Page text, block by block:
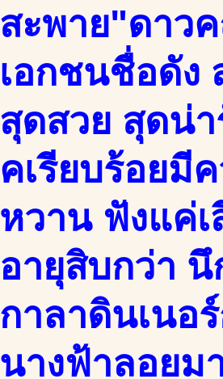
สะพาย"ดาว
เอกชนชื่อดัง
สุดสวย สุดน่า
คเรียบร้อยมี
หวาน ฟังแค่เ
อายุสิบกว่า นึ
กาลาดินเนอ
นางฟ้าลอยม